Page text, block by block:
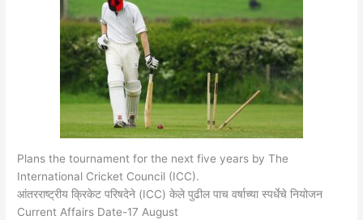
Plans the tournament for the next five years by The
International Cricket Council (ICC).
आंतरराष्ट्रीय क्रिकेट परिषदेने (ICC) केले पुढील पाच वर्षाच्या स्पर्धेचे नियोजन
Current Affairs Date-17 August